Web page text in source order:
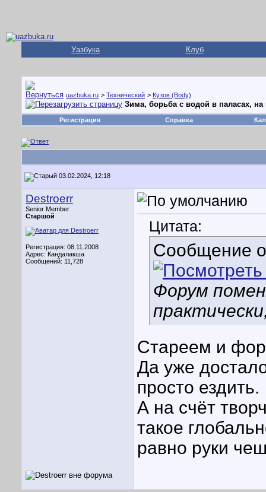
Уазбука Клуб
uazbuka.ru > Технический > Кузов (Body)
Зима, борьба с водой в паласах, на
Регистрация Справка
03.02.2024, 12:18
Destroerr
Senior Member
Старшой
Регистрация: 08.11.2008
Адрес: Кандалакша
Сообщений: 11,728
Цитата:
Сообщение
Форум
Стареем и
Да уже
просто ездить.
А на счёт
такое
равно руки